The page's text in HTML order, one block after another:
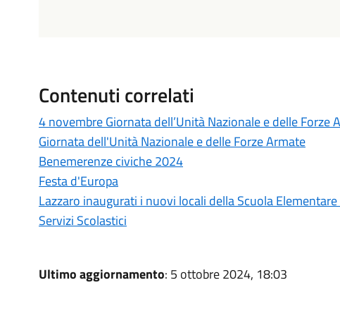
Contenuti correlati
4 novembre Giornata dell’Unità Nazionale e delle Forze
Giornata dell'Unità Nazionale e delle Forze Armate
Benemerenze civiche 2024
Festa d'Europa
Lazzaro inaugurati i nuovi locali della Scuola
Servizi Scolastici
Ultimo aggiornamento: 5 ottobre 2024, 18:03